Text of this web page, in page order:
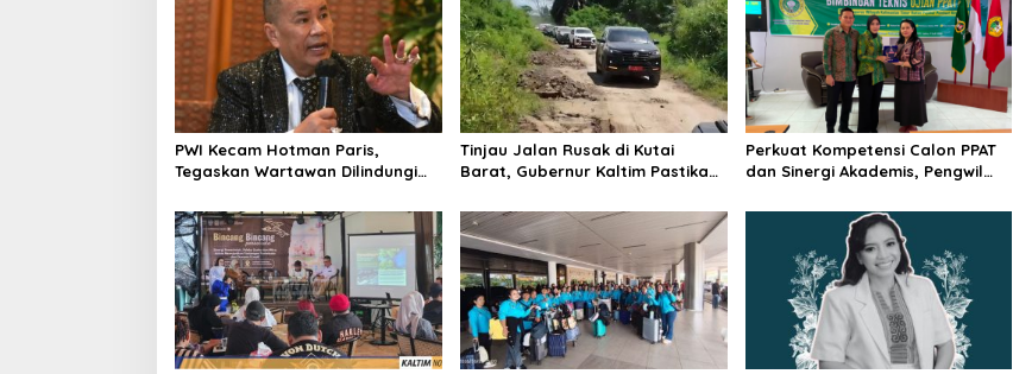
PWI Kecam Hotman Paris,
Tegaskan Wartawan Dilindungi
Tinjau Jalan Rusak di Kutai
Barat, Gubernur Kaltim Pastikan
Perkuat Kompetensi Calon PPAT
dan Sinergi Akademis, Pengwil
PPAT 2026